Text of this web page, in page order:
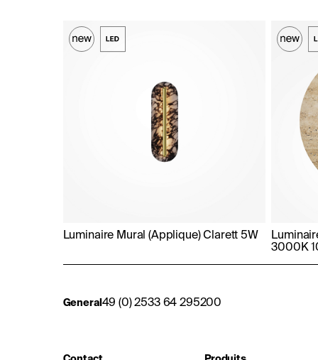
Luminaire Mural (Applique) Clarett 5W
3000K
General 49 (0) 2533 64 295200